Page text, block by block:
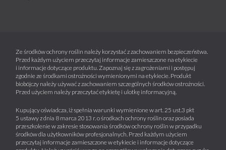
Ze środków ochrony roślin należy korzystać z zachowaniem bezpieczeństwa.
Przed każdym użyciem przeczytaj informacje zamieszczone na etykiecie
i informacje dotyczące produktu. Zapoznaj się z zagrożeniami i postępuj
zgodnie ze środkami ostrożności wymienionymi na etykiecie. Produkt
biobójczy należy używać z zachowaniem szczególnych środków ostrożności.
Przed użyciem należy przeczytać etykietę i ulotkę informacyjną.
Kupujący oświadcza, iż spełnia warunki wymienione w art. 25 ust.3 pkt
5 ustawy z dnia 8 marca 2013 r. o środkach ochrony roślin oraz posiada
przeszkolenie w zakresie stosowania środków ochrony roślin w przypadku
środków dla użytkowników profesjonalnych. Przed każdym użyciem
przeczytaj informacje zamieszczone w etykiecie i informacje dotyczące